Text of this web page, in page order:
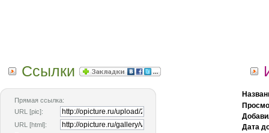
Ссылки
Прямая ссылка:
URL [pic]:
URL [html]:
Дата